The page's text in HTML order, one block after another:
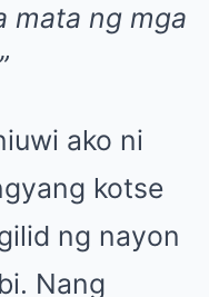
mata ng mga
ako ni
kotse
ng nayon
Nang